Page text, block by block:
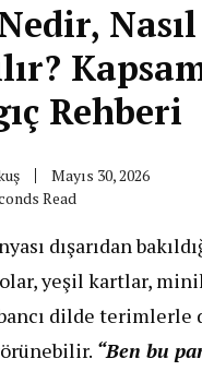
Nasıl
Rehberi
Mayıs 30, 2026
Read
dışarıdan
yeşil kartlar,
dilde terimlerle
“Ben bu